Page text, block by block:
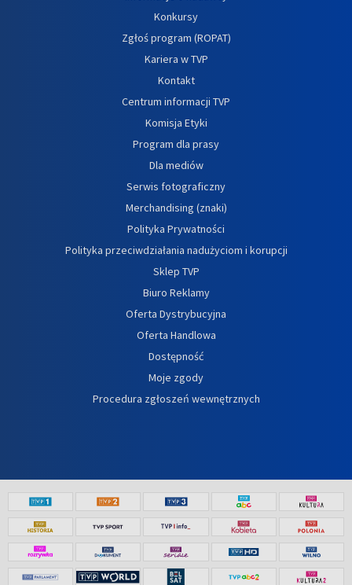
Konkursy
Zgłoś program (ROPAT)
Kariera w TVP
Kontakt
Centrum informacji TVP
Komisja Etyki
Program dla prasy
Dla mediów
Serwis fotograficzny
Merchandising (znaki)
Polityka Prywatności
Polityka przeciwdziałania nadużyciom i korupcji
Sklep TVP
Biuro Reklamy
Oferta Dystrybucyjna
Oferta Handlowa
Dostępność
Moje zgody
Procedura zgłoszeń wewnętrznych